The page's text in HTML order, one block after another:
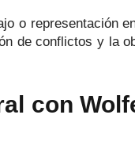
o representación
de conflictos y la
con